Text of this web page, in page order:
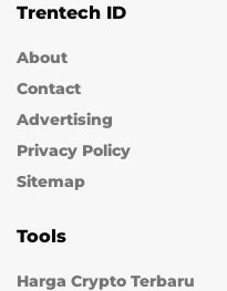
Trentech ID
About
Contact
Advertising
Privacy Policy
Sitemap
Tools
Harga Crypto Terbaru